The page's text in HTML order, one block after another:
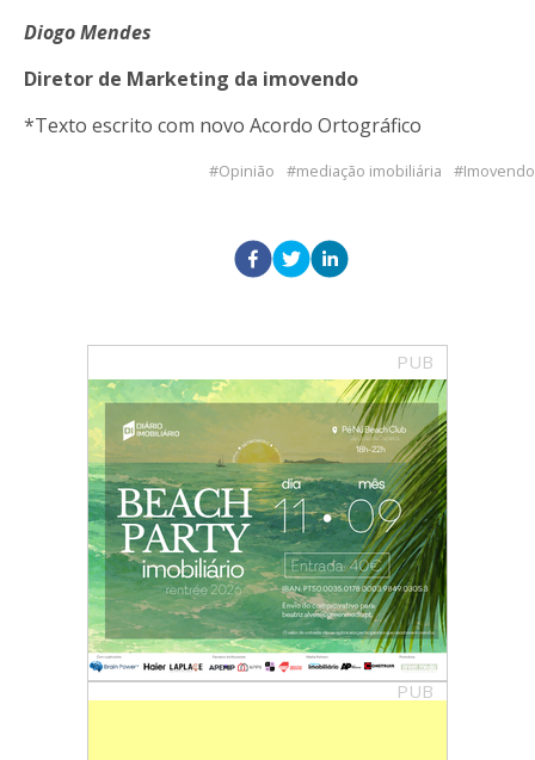
Diogo Mendes
Diretor de Marketing da imovendo
*Texto escrito com novo Acordo Ortográfico
Opinião mediação imobiliária Imovendo
PUB
PUB